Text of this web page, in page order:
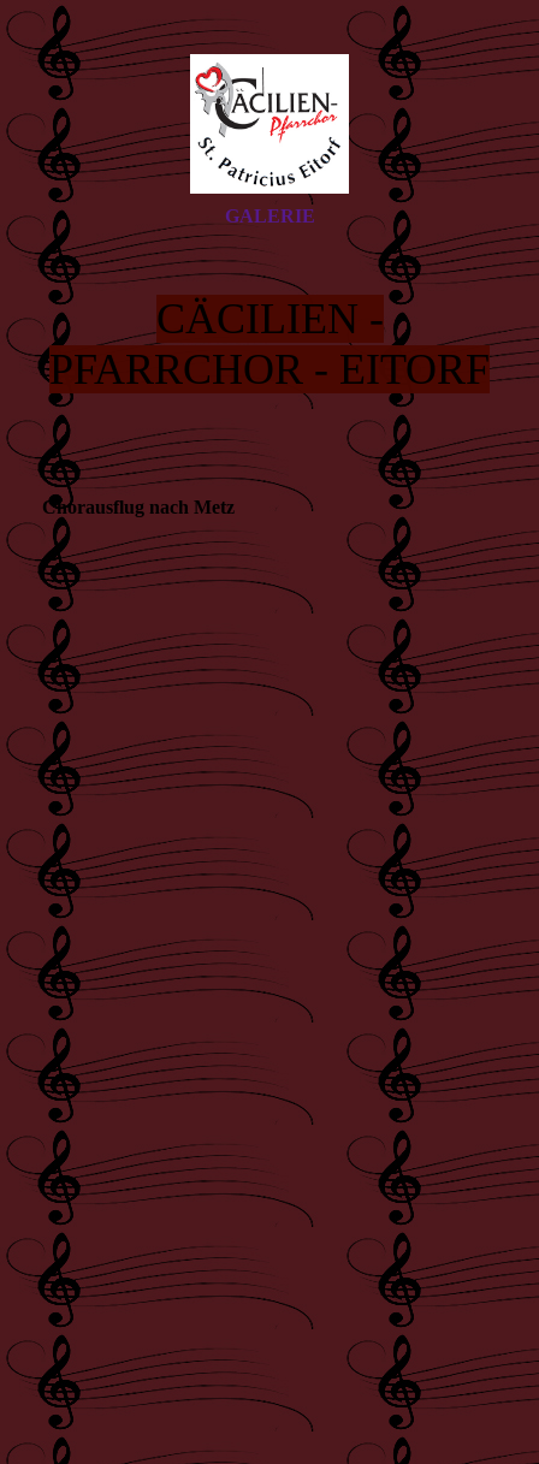
GALERIE
CÄCILIEN -
PFARRCHOR - EITORF
Chorausflug nach Metz